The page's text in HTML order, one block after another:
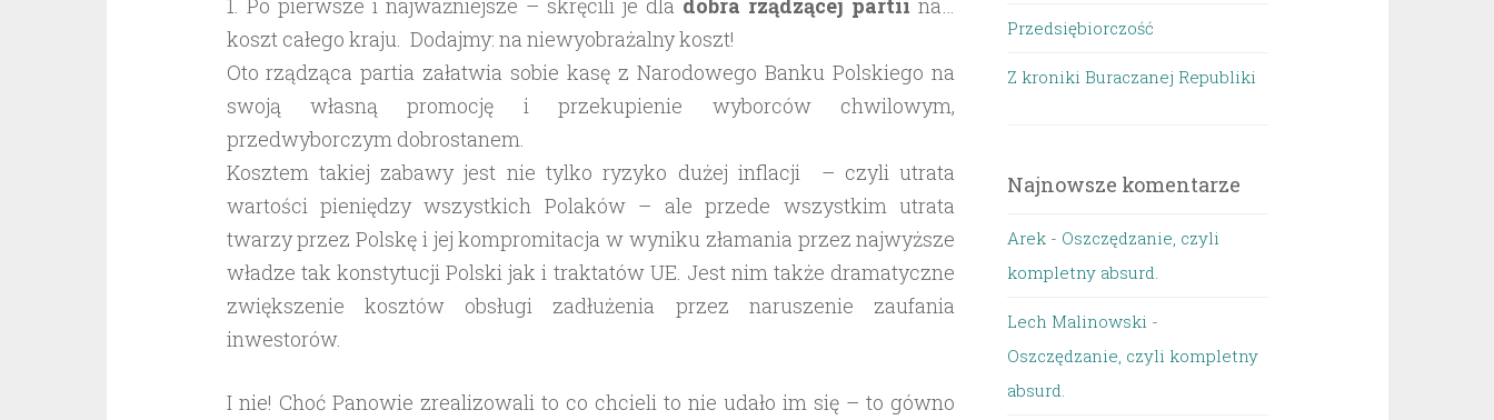
1. Po pierwsze i najważniejsze – skręcili je dla dobra rządzącej partii na…
koszt całego kraju. Dodajmy: na niewyobrażalny koszt!
Oto rządząca partia załatwia sobie kasę z Narodowego Banku Polskiego na
swoją własną promocję i przekupienie wyborców chwilowym,
przedwyborczym dobrostanem.
Kosztem takiej zabawy jest nie tylko ryzyko dużej inflacji – czyli utrata
wartości pieniędzy wszystkich Polaków – ale przede wszystkim utrata
twarzy przez Polskę i jej kompromitacja w wyniku złamania przez najwyższe
władze tak konstytucji Polski jak i traktatów UE. Jest nim także dramatyczne
zwiększenie kosztów obsługi zadłużenia przez naruszenie zaufania
inwestorów.
I nie! Choć Panowie zrealizowali to co chcieli to nie udało im się – to gówno
Przedsiębiorczość
Z kroniki Buraczanej Republiki
Najnowsze komentarze
Arek - Oszczędzanie, czyli
kompletny absurd.
Lech Malinowski -
Oszczędzanie, czyli kompletny
absurd.